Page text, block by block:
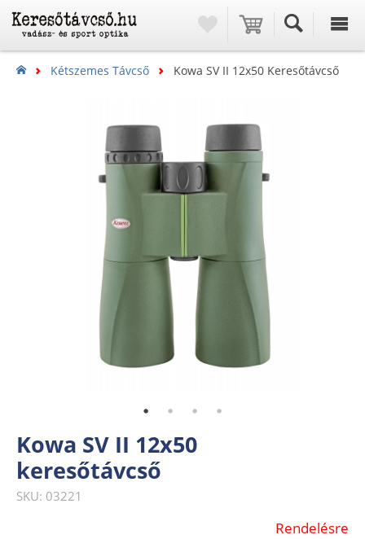
Kétszemes Távcső Kowa SV II 12x50 Keresőtávcső
Kowa SV II 12x50
keresőtávcső
SKU: 03221
Rendelésre